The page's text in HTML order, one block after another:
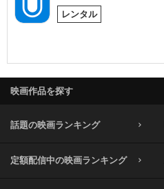
レンタル
映画作品を探す
話題の映画ランキング
定額配信中の映画ランキング